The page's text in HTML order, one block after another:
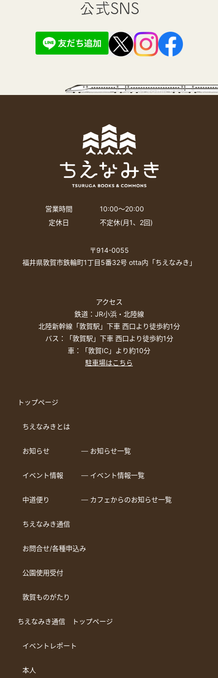
公式SNS
営業時間
10:00〜20:00
定休日
不定休(月1、2回)
〒914-0055
福井県敦賀市鉄輪町1丁目5番32号 otta内「ちえなみき」
アクセス
鉄道：JR小浜・北陸線
北陸新幹線「敦賀駅」下車 西口より徒歩約1分
バス：「敦賀駅」下車 西口より徒歩約1分
車：「敦賀IC」より約10分
駐車場はこちら
トップページ
ちえなみきとは
お知らせ ― お知らせ一覧
イベント情報 ― イベント情報一覧
中道便り ― カフェからのお知らせ一覧
ちえなみき通信
お問合せ/各種申込み
公園使用受付
敦賀ものがたり
ちえなみき通信 トップページ
イベントレポート
本人